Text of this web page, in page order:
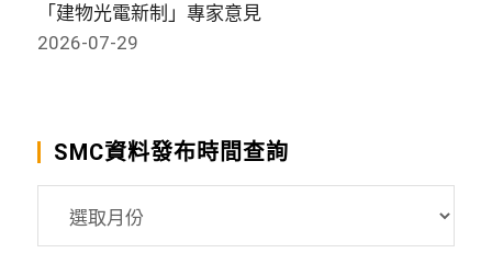
「建物光電新制」專家意見
2026-07-29
SMC資料發布時間查詢